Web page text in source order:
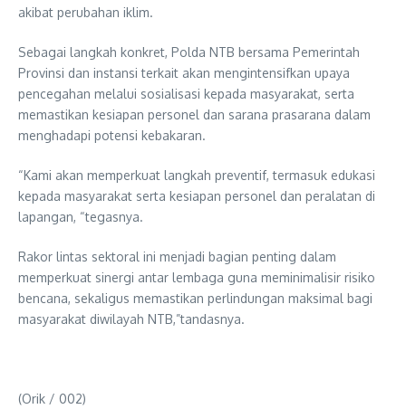
akibat perubahan iklim.
Sebagai langkah konkret, Polda NTB bersama Pemerintah
Provinsi dan instansi terkait akan mengintensifkan upaya
pencegahan melalui sosialisasi kepada masyarakat, serta
memastikan kesiapan personel dan sarana prasarana dalam
menghadapi potensi kebakaran.
“Kami akan memperkuat langkah preventif, termasuk edukasi
kepada masyarakat serta kesiapan personel dan peralatan di
lapangan, “tegasnya.
Rakor lintas sektoral ini menjadi bagian penting dalam
memperkuat sinergi antar lembaga guna meminimalisir risiko
bencana, sekaligus memastikan perlindungan maksimal bagi
masyarakat diwilayah NTB,”tandasnya.
(Orik / 002)